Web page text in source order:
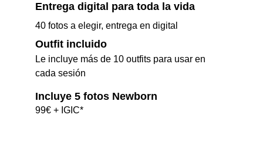
Entrega digital para toda la vida
40 fotos a elegir, entrega en digital
Outfit incluido
Le incluye más de 10 outfits para usar en
cada sesión
Incluye 5 fotos Newborn
99€ + IGIC*